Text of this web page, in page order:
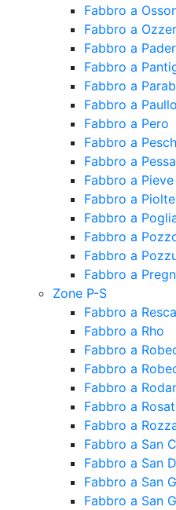
Fabbro a
Fabbro a
Fabbro a
Fabbro a
Fabbro a
Fabbro a Paullo
Fabbro a Pero
Fabbro a
Fabbro a
Fabbro a
Fabbro a
Fabbro a
Fabbro a
Fabbro a
Fabbro a
Zone P-S
Fabbro a
Fabbro a Rho
Fabbro a
Fabbro a
Fabbro a
Fabbro a
Fabbro a
Fabbro a San
Fabbro a San
Fabbro a San
Fabbro a San